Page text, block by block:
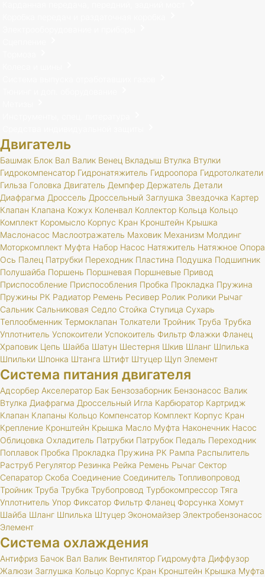
Двигатель
Башмак Блок Вал Валик Венец Вкладыш Втулка Втулки
Гидрокомпенсатор Гидронатяжитель Гидроопора Гидротолкатели
Гильза Головка Двигатель Демпфер Держатель Детали
Диафрагма Дроссель Дроссельный Заглушка Звездочка Картер
Клапан Клапана Кожух Коленвал Коллектор Кольца Кольцо
Комплект Коромысло Корпус Кран Кронштейн Крышка
Маслонасос Маслоотражатель Маховик Механизм Молдинг
Моторкомплект Муфта Набор Насос Натяжитель Натяжное Опора
Ось Палец Патрубки Переходник Пластина Подушка Подшипник
Полушайба Поршень Поршневая Поршневые Привод
Приспособление Приспособления Пробка Прокладка Пружина
Пружины РК Радиатор Ремень Ресивер Ролик Ролики Рычаг
Сальник Сальниковая Седло Стойка Ступица Сухарь
Теплообменник Термоклапан Толкатели Тройник Труба Трубка
Уплотнитель Успокоители Успокоитель Фильтр Флажки Фланец
Храповик Цепь Шайба Шатун Шестерня Шкив Шланг Шпилька
Шпильки Шпонка Штанга Штифт Штуцер Щуп Элемент
Система питания двигателя
Адсорбер Акселератор Бак Бензозаборник Бензонасос Валик
Втулка Диафрагма Дроссельный Игла Карбюратор Картридж
Клапан Клапаны Кольцо Компенсатор Комплект Корпус Кран
Крепление Кронштейн Крышка Масло Муфта Наконечник Насос
Облицовка Охладитель Патрубки Патрубок Педаль Переходник
Поплавок Пробка Прокладка Пружина РК Рампа Распылитель
Раструб Регулятор Резинка Рейка Ремень Рычаг Сектор
Сепаратор Скоба Соединение Соединитель Топливопровод
Тройник Труба Трубка Трубопровод Турбокомпрессор Тяга
Уплотнитель Упор Фиксатор Фильтр Фланец Форсунка Хомут
Шайба Шланг Шпилька Штуцер Экономайзер Электробензонасос
Элемент
Система охлаждения
Антифриз Бачок Вал Валик Вентилятор Гидромуфта Диффузор
Жалюзи Заглушка Кольцо Корпус Кран Кронштейн Крышка Муфта